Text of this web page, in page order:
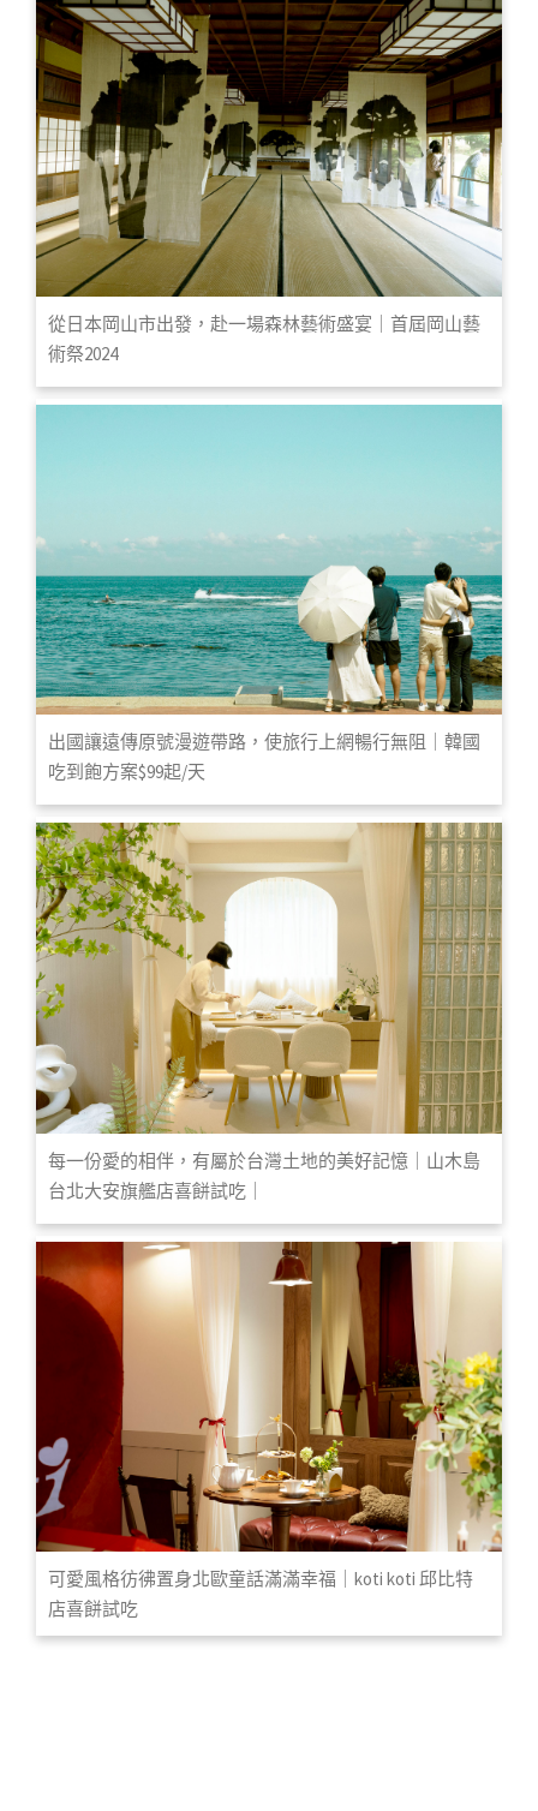
從日本岡山市出發，赴一場森林藝術盛宴｜首屆岡山藝
術祭2024
出國讓遠傳原號漫遊帶路，使旅行上網暢行無阻｜韓國
吃到飽方案$99起/天
每一份愛的相伴，有屬於台灣土地的美好記憶｜山木島
台北大安旗艦店喜餅試吃｜
可愛風格彷彿置身北歐童話滿滿幸福｜koti koti 邱比特
店喜餅試吃